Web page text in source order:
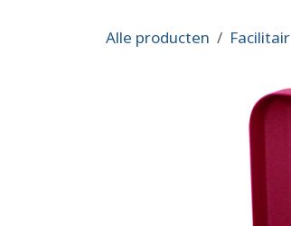
Alle producten Facilitair